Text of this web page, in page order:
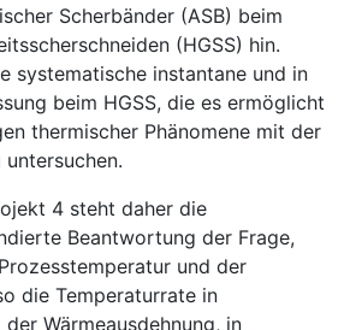
Scherbänder (ASB) beim
(HGSS) hin.
systematische instantane und in
beim HGSS, die es ermöglicht
thermischer Phänomene mit der
4 steht daher die
Beantwortung der Frage,
und der
die Temperaturrate in
Wärmeausdehnung, in